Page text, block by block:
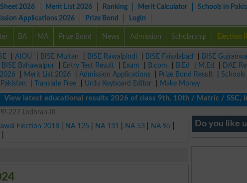
2026 Merit List 2026 Ranking Merit Calculator
Schools in
Applications 2026 Prize Bond Login
BA MA Prize Bond News Admission Scholarship Election
AIOU BISE Multan BISE Rawalpindi BISE Faisalabad BISE
BISE Bahawalpur Entry Test Result Exam B.com B.Ed M.Ed DAE
Merit List 2026 Admission Applications Prize Bond Result Schools
Translate Free Urdu Keyboard Editor
Make Money
latest educational results 2026 of class 9th, 10th / Matric / SSC,
227 Lodhran-III
Election 2018 NA 125 NA 131 NA 53 NA 95 Do you like